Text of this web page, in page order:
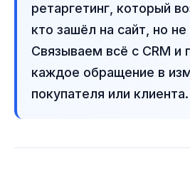
ретаргетинг, который
кто зашёл на сайт, но не
Связываем всё с CRM и
каждое обращение в
покупателя или клиента.